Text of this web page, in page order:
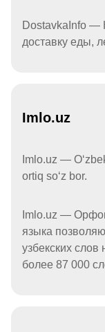
DostavkaInfo —
доставку еды,
Imlo.uz
Imlo.uz —
ortiq soʻz bor.
Imlo.uz —
языка
узбекских
более 87 000